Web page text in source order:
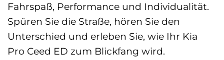
Fahrspaß, Performance und Individualität.
Spüren Sie die Straße, hören Sie den
Unterschied und erleben Sie, wie Ihr Kia
Pro Ceed ED zum Blickfang wird.